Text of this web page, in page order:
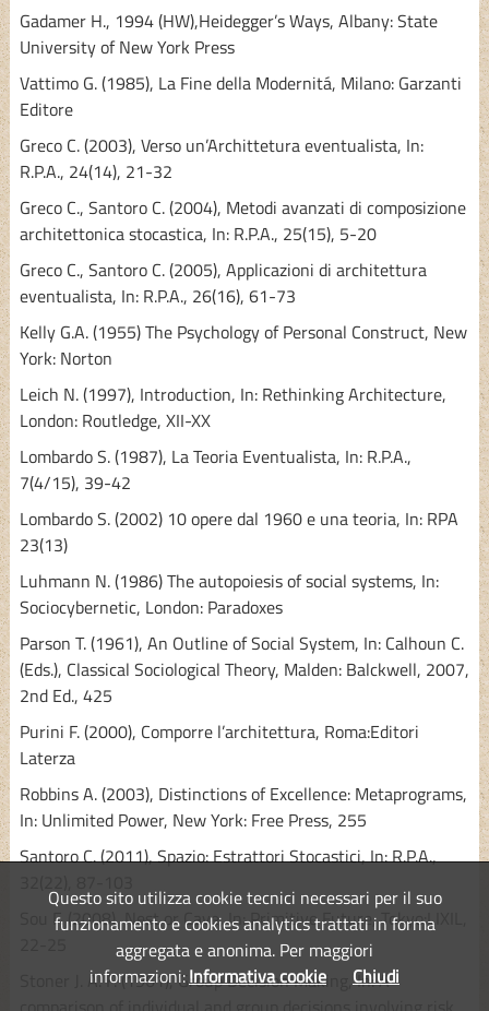
Gadamer H., 1994 (HW),Heidegger’s Ways, Albany: State
University of New York Press
Vattimo G. (1985), La Fine della Modernitá, Milano: Garzanti
Editore
Greco C. (2003), Verso un’Archittetura eventualista, In:
R.P.A., 24(14), 21-32
Greco C., Santoro C. (2004), Metodi avanzati di composizione
architettonica stocastica, In: R.P.A., 25(15), 5-20
Greco C., Santoro C. (2005), Applicazioni di architettura
eventualista, In: R.P.A., 26(16), 61-73
Kelly G.A. (1955) The Psychology of Personal Construct, New
York: Norton
Leich N. (1997), Introduction, In: Rethinking Architecture,
London: Routledge, XII-XX
Lombardo S. (1987), La Teoria Eventualista, In: R.P.A.,
7(4/15), 39-42
Lombardo S. (2002) 10 opere dal 1960 e una teoria, In: RPA
23(13)
Luhmann N. (1986) The autopoiesis of social systems, In:
Sociocybernetic, London: Paradoxes
Parson T. (1961), An Outline of Social System, In: Calhoun C.
(Eds.), Classical Sociological Theory, Malden: Balckwell, 2007,
2nd Ed., 425
Purini F. (2000), Comporre l’architettura, Roma:Editori
Laterza
Robbins A. (2003), Distinctions of Excellence: Metaprograms,
In: Unlimited Power, New York: Free Press, 255
Santoro C. (2011), Spazio: Estrattori Stocastici, In: R.P.A.,
Sou F. (2008), Nest or Cave, In: Primitive Future, Tokyo:LIXIL,
Stoner J. A. F. (1961), Group Decision Making, In: A
Questo sito utilizza cookie tecnici necessari per il suo
funzionamento e cookies analytics trattati in forma
aggregata e anonima. Per maggiori
informazioni:Informativa cookie Chiudi